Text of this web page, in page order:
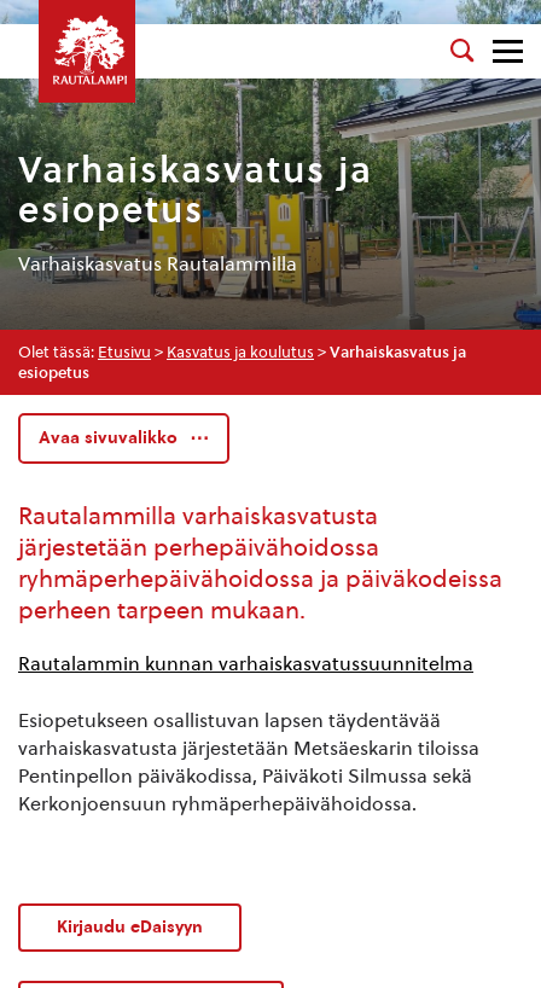
Varhaiskasvatus ja
esiopetus
Varhaiskasvatus Rautalammilla
Olet tässä: Etusivu > Kasvatus ja koulutus > Varhaiskasvatus ja
esiopetus
Avaa sivuvalikko
Rautalammilla varhaiskasvatusta
järjestetään perhepäivähoidossa
ryhmäperhepäivähoidossa ja päiväkodeissa
perheen tarpeen mukaan.
Rautalammin kunnan varhaiskasvatussuunnitelma
Esiopetukseen osallistuvan lapsen täydentävää
varhaiskasvatusta järjestetään Metsäeskarin tiloissa
Pentinpellon päiväkodissa, Päiväkoti Silmussa sekä
Kerkonjoensuun ryhmäperhepäivähoidossa.
Kirjaudu eDaisyyn